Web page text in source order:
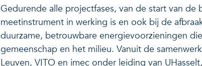
Gedurende alle projectfases, van de start van
meetinstrument in werking is en ook bij de
duurzame, betrouwbare energievoorzieningen
gemeenschap en het milieu. Vanuit de
Leuven, VITO en imec onder leiding van